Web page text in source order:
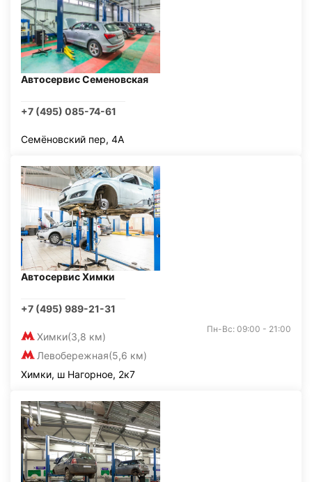
Автосервис Семеновская
+7 (495) 085-74-61
Семёновский пер, 4А
Автосервис Химки
+7 (495) 989-21-31
Химки(3,8 км)
Левобережная(5,6 км)
Пн-Вс: 09:00 - 21:00
Химки, ш Нагорное, 2к7